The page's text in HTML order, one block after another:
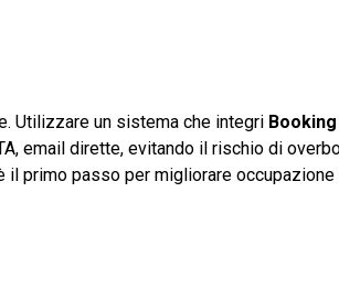
Utilizzare un sistema che integri
email dirette, evitando il rischio di
primo passo per migliorare occupazione